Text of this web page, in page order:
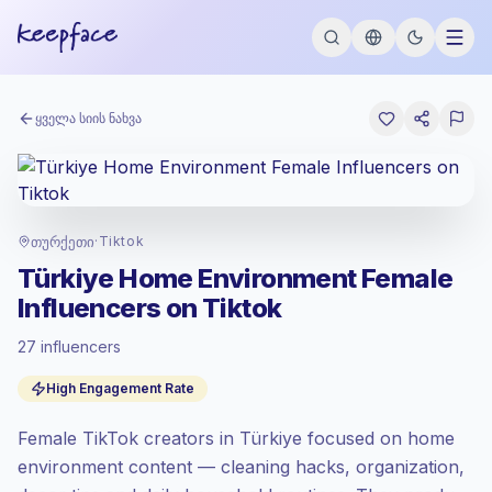
ყველა სიის ნახვა
თურქეთი· Tiktok
Türkiye Home Environment Female
Influencers on Tiktok
27 influencers
High Engagement Rate
Female TikTok creators in Türkiye focused on home
environment content — cleaning hacks, organization,
სტანდარტული ბაზარი
განაკვეთით, რომელიც Keepface-ის მიერ
შერეული მიზიდულობა, დიდი აუდიტორია =
მეტი ღირებულება კონტაქტზე.